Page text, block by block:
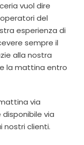
vuol dire
del
esperienza di
sempre il
alla nostra
la mattina entro
via
via
nostri clienti.